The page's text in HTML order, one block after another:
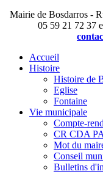
Mairie de Bosdarros -
05 59 21 72 37
Accueil
Histoire
Histoire de
Eglise
Fontaine
Vie municipale
Compte-
CR CDA
Mot du
Conseil
Bulletins